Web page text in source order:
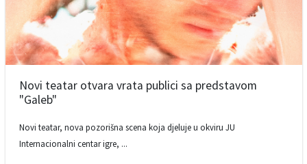
Novi teatar otvara vrata publici sa predstavom
"Galeb"
Novi teatar, nova pozorišna scena koja djeluje u okviru JU
Internacionalni centar igre, ...